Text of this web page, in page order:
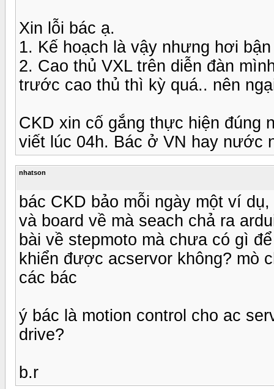
Xin lỗi bác ạ.
1. Kế hoạch là vậy nhưng hơi
2. Cao thủ VXL trên diễn đàn
trước cao thủ thì kỳ quá.. nên
CKD xin cố gắng thực hiện đúng
viết lúc 04h. Bác ở VN hay nước
nhatson
bác CKD bảo mỗi ngày một ví
và board về mà seach chả ra
bài về stepmoto mà chưa có gì
khiển được acservor không? mò
các bác
ý bác là motion control cho ac
drive?
b.r